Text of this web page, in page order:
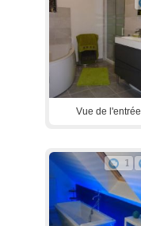
Vue de l'entrée
1